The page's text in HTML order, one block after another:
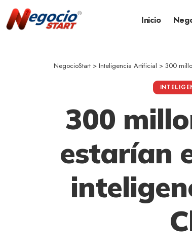
Inicio
NegocioStart > Inteligencia Artificial >300
300
estarían